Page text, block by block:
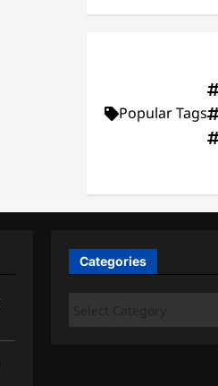
Popular Tags
Categories